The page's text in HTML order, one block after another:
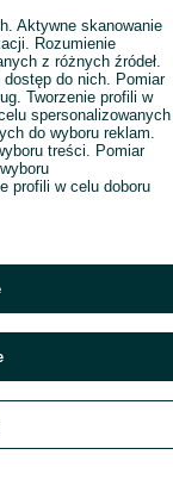
Czat
Aktywne skanowanie
Rozumienie
z różnych źródeł.
dostęp do nich. Pomiar
Tworzenie profili w
spersonalizowanych
do wyboru reklam.
treści. Pomiar
profili w celu doboru